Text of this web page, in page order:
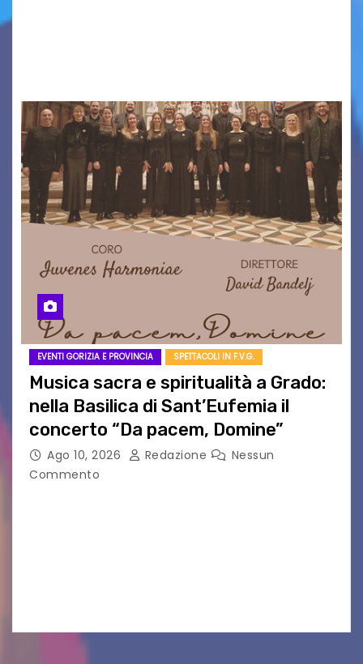
EVENTI GORIZIA E PROVINCIA SPETTACOLI IN F.V.G.
Musica sacra e spiritualità a Grado:
nella Basilica di Sant’Eufemia il
concerto “Da pacem, Domine”
Ago 10, 2026 Redazione
Nessun
Commento